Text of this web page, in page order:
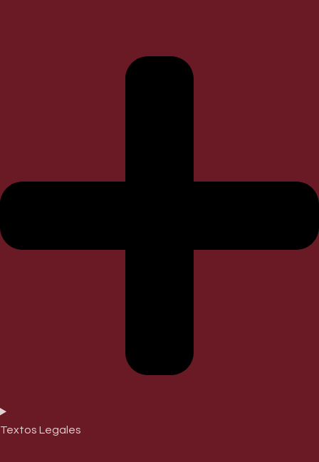
Textos Legales